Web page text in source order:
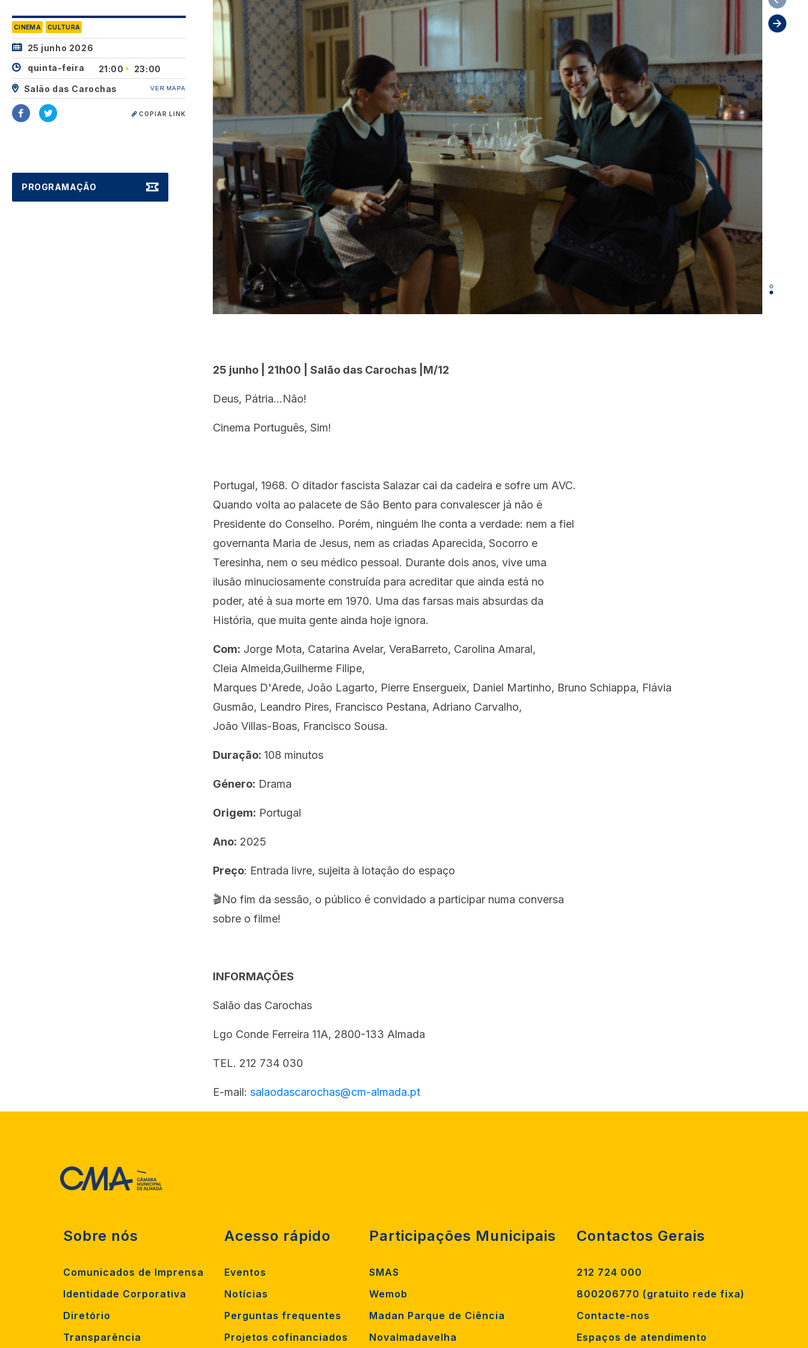
CINEMA CULTURA
25 junho 2026
quinta-feira
21:00
23:00
Salão das Carochas
VER MAPA
COPIAR LINK
PROGRAMAÇÃO
25 junho | 21h00 | Salão das Carochas |M/12
Deus, Pátria…Não!
Cinema Português, Sim!
Portugal, 1968. O ditador fascista Salazar cai da cadeira e sofre um AVC.
Quando volta ao palacete de São Bento para convalescer já não é
Presidente do Conselho. Porém, ninguém lhe conta a verdade: nem a fiel
governanta Maria de Jesus, nem as criadas Aparecida, Socorro e
Teresinha, nem o seu médico pessoal. Durante dois anos, vive uma
ilusão minuciosamente construída para acreditar que ainda está no
poder, até à sua morte em 1970. Uma das farsas mais absurdas da
História, que muita gente ainda hoje ignora.
Com: Jorge Mota, Catarina Avelar, VeraBarreto, Carolina Amaral,
Cleia Almeida,Guilherme Filipe,
Marques D'Arede, João Lagarto, Pierre Ensergueix, Daniel Martinho, Bruno Schiappa, Flávia
Gusmão, Leandro Pires, Francisco Pestana, Adriano Carvalho,
João Villas-Boas, Francisco Sousa.
Duração: 108 minutos
Género: Drama
Origem: Portugal
Ano: 2025
Preço: Entrada livre, sujeita à lotação do espaço
🎬No fim da sessão, o público é convidado a participar numa conversa
sobre o filme!
INFORMAÇÕES
Salão das Carochas
Lgo Conde Ferreira 11A, 2800-133 Almada
TEL. 212 734 030
E-mail: salaodascarochas@cm-almada.pt
Sobre nós
Comunicados de Imprensa
Identidade Corporativa
Diretório
Transparência
Acesso rápido
Eventos
Notícias
Perguntas frequentes
Projetos cofinanciados
Participações Municipais
SMAS
Wemob
Madan Parque de Ciência
Novalmadavelha
Contactos Gerais
212 724 000
800206770 (gratuito rede fixa)
Contacte-nos
Espaços de atendimento